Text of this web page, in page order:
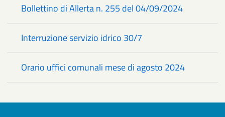
Bollettino di Allerta n. 255 del 04/09/2024
Interruzione servizio idrico 30/7
Orario uffici comunali mese di agosto 2024